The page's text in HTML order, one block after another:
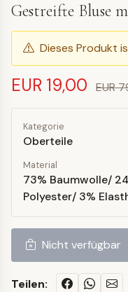
Gestreifte Bluse
Dieses Produkt
EUR 19,00 EUR
Kategorie
Oberteile
Material
73% Baumwolle/
Polyester/ 3%
Nicht verfügbar
Teilen: